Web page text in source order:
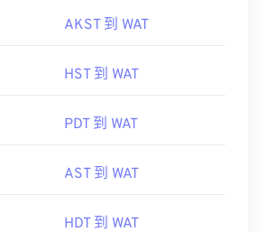
AKST 到 WAT
HST 到 WAT
PDT 到 WAT
AST 到 WAT
HDT 到 WAT